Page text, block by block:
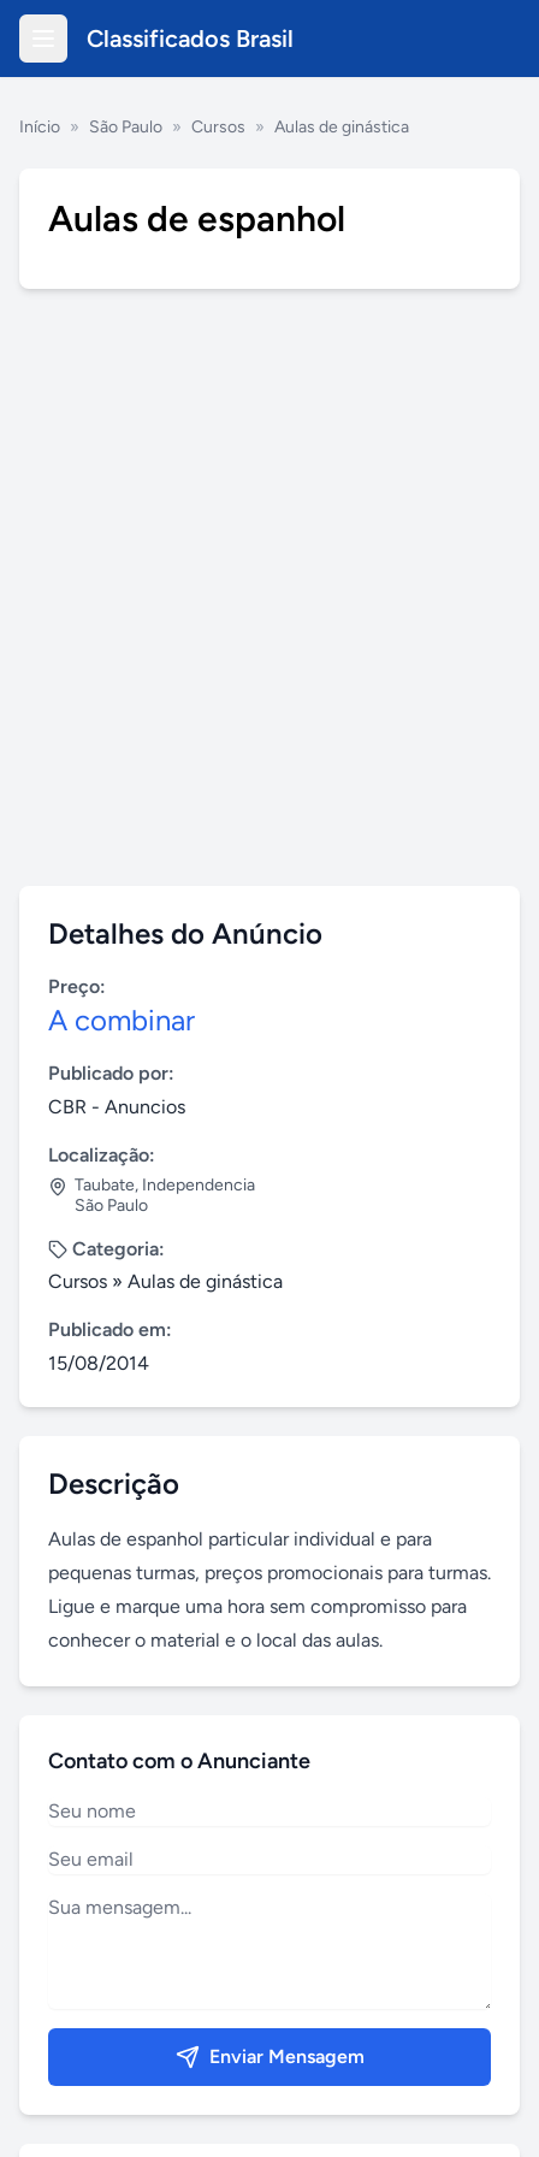
Classificados Brasil
Início » São Paulo » Cursos » Aulas de ginástica
Aulas de espanhol
Detalhes do Anúncio
Preço:
A combinar
Publicado por:
CBR - Anuncios
Localização:
Taubate, Independencia
São Paulo
Categoria:
Cursos » Aulas de ginástica
Publicado em:
15/08/2014
Descrição
Aulas de espanhol particular individual e para
pequenas turmas, preços promocionais para turmas.
Ligue e marque uma hora sem compromisso para
conhecer o material e o local das aulas.
Contato com o Anunciante
Enviar Mensagem